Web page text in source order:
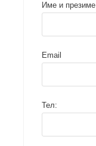
Име и презиме
Email
Тел: